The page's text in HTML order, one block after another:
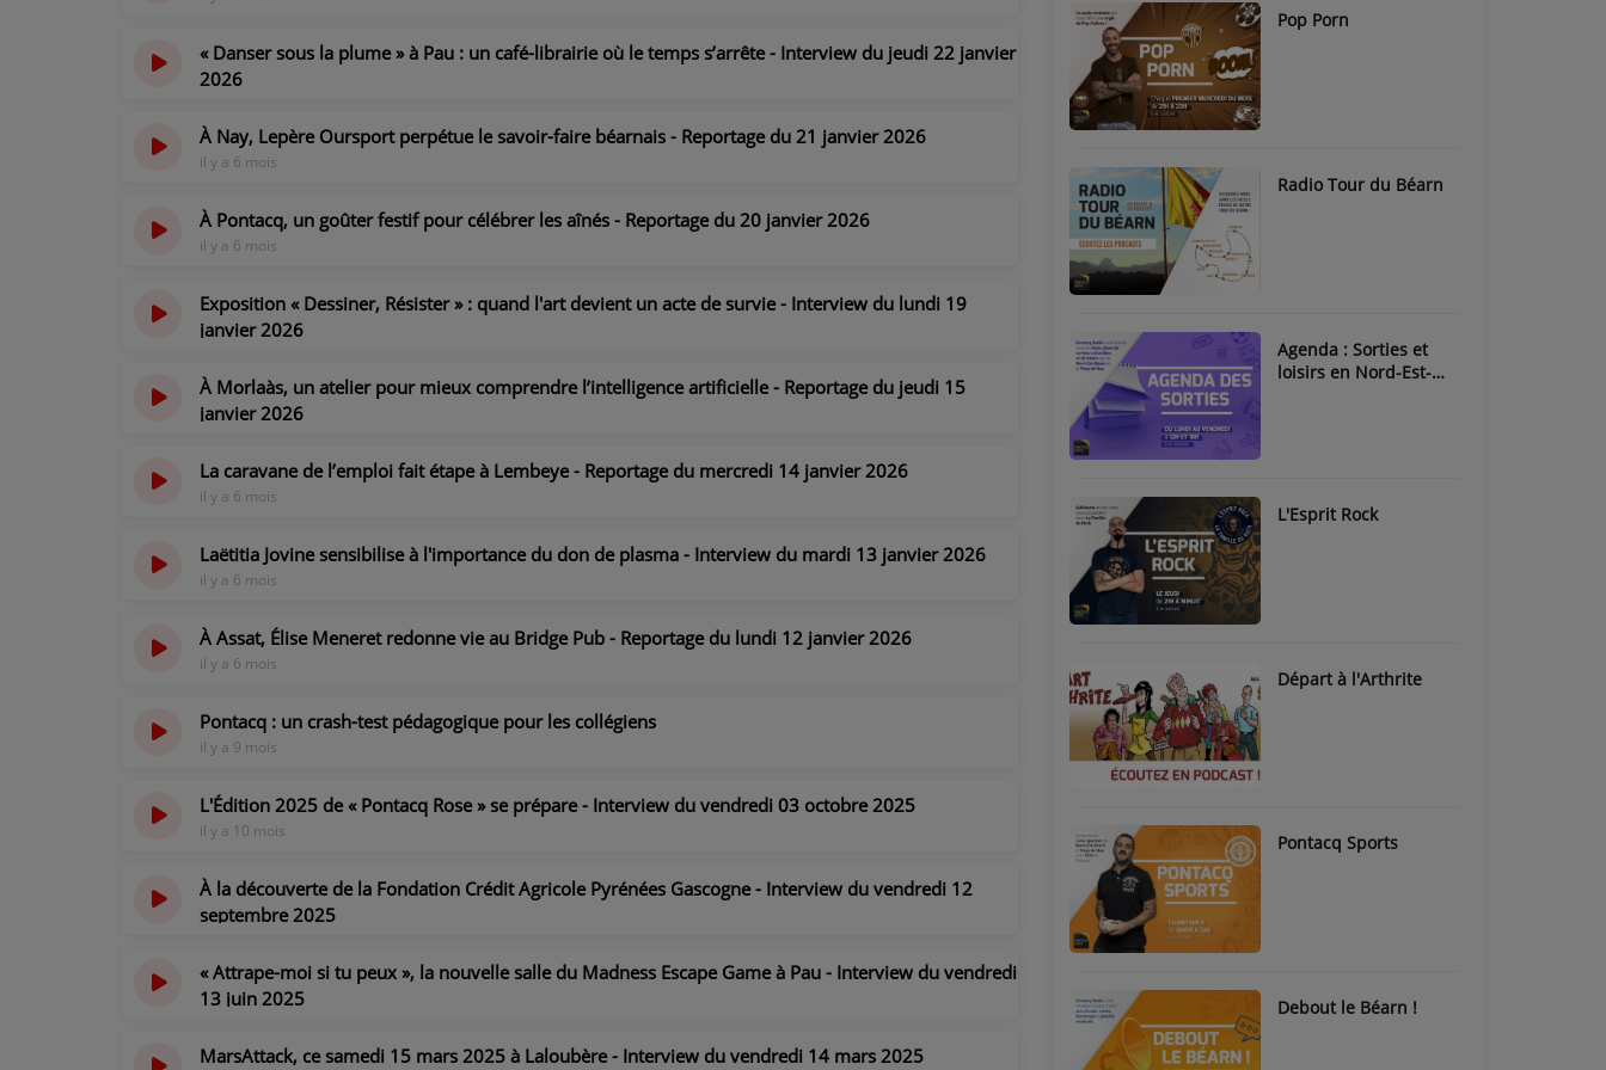
« Danser sous la plume » à Pau : un café-librairie où le temps s’arrête - Interview du jeudi 22 janvier
2026
À Nay, Lepère Oursport perpétue le savoir-faire béarnais - Reportage du 21 janvier 2026
il y a 6 mois
À Pontacq, un goûter festif pour célébrer les aînés - Reportage du 20 janvier 2026
il y a 6 mois
Exposition « Dessiner, Résister » : quand l'art devient un acte de survie - Interview du lundi 19
janvier 2026
À Morlaàs, un atelier pour mieux comprendre l’intelligence artificielle - Reportage du jeudi 15
janvier 2026
La caravane de l’emploi fait étape à Lembeye - Reportage du mercredi 14 janvier 2026
il y a 6 mois
Laëtitia Jovine sensibilise à l'importance du don de plasma - Interview du mardi 13 janvier 2026
il y a 6 mois
À Assat, Élise Meneret redonne vie au Bridge Pub - Reportage du lundi 12 janvier 2026
il y a 6 mois
Pontacq : un crash-test pédagogique pour les collégiens
il y a 9 mois
L'Édition 2025 de « Pontacq Rose » se prépare - Interview du vendredi 03 octobre 2025
il y a 10 mois
À la découverte de la Fondation Crédit Agricole Pyrénées Gascogne - Interview du vendredi 12
septembre 2025
« Attrape-moi si tu peux », la nouvelle salle du Madness Escape Game à Pau - Interview du vendredi
13 juin 2025
MarsAttack, ce samedi 15 mars 2025 à Laloubère - Interview du vendredi 14 mars 2025
Pop Porn
Radio Tour du Béarn
Agenda : Sorties et
loisirs en Nord-Est-
L'Esprit Rock
Départ à l'Arthrite
Pontacq Sports
Debout le Béarn !